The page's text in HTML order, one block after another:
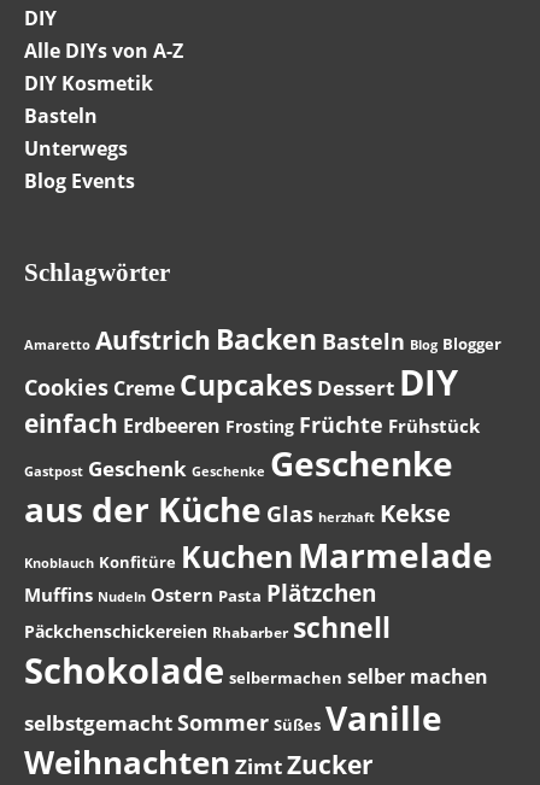
DIY
Alle DIYs von A-Z
DIY Kosmetik
Basteln
Unterwegs
Blog Events
Schlagwörter
Amaretto Aufstrich Backen Basteln Blog Blogger
Cookies Creme Cupcakes Dessert DIY
einfach Erdbeeren Frosting Früchte Frühstück
Gastpost Geschenk Geschenke Geschenke
aus der Küche Glas herzhaft Kekse
Knoblauch Konfitüre Kuchen Marmelade
Muffins Nudeln Ostern Pasta Plätzchen
Päckchenschickereien Rhabarber schnell
Schokolade selbermachen selber machen
selbstgemachtSommer Süßes Vanille
Weihnachten ZimtZucker